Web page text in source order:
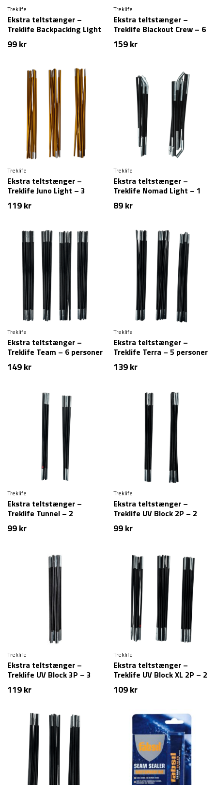
Treklife
Ekstra teltstænger –
Treklife Backpacking Light
– 2 personer
99kr
Treklife
Ekstra teltstænger –
Treklife Blackout Crew – 6
personer
159kr
Treklife
Ekstra teltstænger –
Treklife Juno Light – 3
personer
119kr
Treklife
Ekstra teltstænger –
Treklife Nomad Light – 1
person
89kr
Treklife
Ekstra teltstænger –
Treklife Team – 6 personer
149kr
Treklife
Ekstra teltstænger –
Treklife Terra – 5 personer
139kr
Treklife
Ekstra teltstænger –
Treklife Tunnel – 2
personer
99kr
Treklife
Ekstra teltstænger –
Treklife UV Block 2P – 2
personer
99kr
Treklife
Ekstra teltstænger –
Treklife UV Block 3P – 3
personer
119kr
Treklife
Ekstra teltstænger –
Treklife UV Block XL 2P – 2
personer
109kr